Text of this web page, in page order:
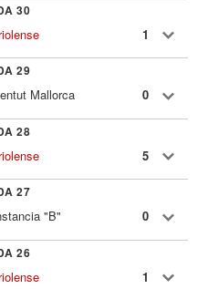
30
1
29
Mallorca 0
28
5
27
"B" 0
26
1